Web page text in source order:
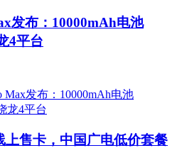
发布：10000mAh电池
4平台
上售卡，中国广电低价套餐